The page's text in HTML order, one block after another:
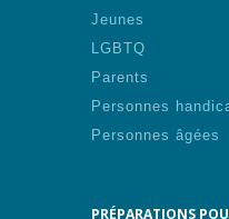
Jeunes
LGBTQ
Parents
Personnes
Personnes âgées
PRÉPARATIONS